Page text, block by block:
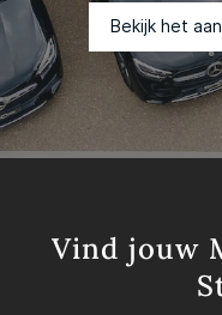
Bekijk het
Vind jouw